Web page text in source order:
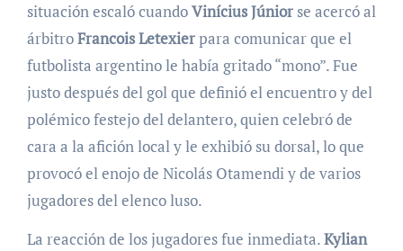
situación escaló cuandoVinícius Júniorse acercó al
árbitroFrancois Letexierpara comunicar que el
futbolista argentino le había gritado “mono”. Fue
justo después del gol que definió el encuentro y del
polémico festejo del delantero, quien celebró de
cara a la afición local y le exhibió su dorsal, lo que
provocó el enojo de Nicolás Otamendi y de varios
jugadores del elenco luso.
La reacción de los jugadores fue inmediata.Kylian